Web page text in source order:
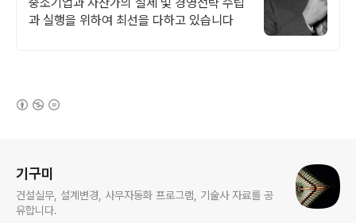
과 실행을 위하여 최선을 다하고 있습니다
기구미
건설실무, 설계변경, 사무자동화 프로그램, 기술사 자료를 공
유합니다.